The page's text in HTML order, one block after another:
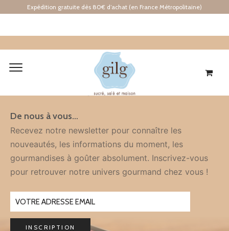
Expédition gratuite dès 80€ d’achat (en France Métropolitaine)
Inscription
À LA NEWSLETTER
De nous à vous…
Recevez notre newsletter pour connaître les
nouveautés, les informations du moment, les
gourmandises à goûter absolument. Inscrivez-vous
pour retrouver notre univers gourmand chez vous !